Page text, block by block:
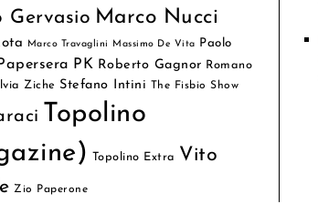
Gervasio Marco Nucci
Marco Travaglini Massimo De Vita
Paolo
PK Roberto Gagnor Romano
Ziche Stefano Intini The Fisbio Show
Topolino
Topolino Extra
Vito
Zio Paperone